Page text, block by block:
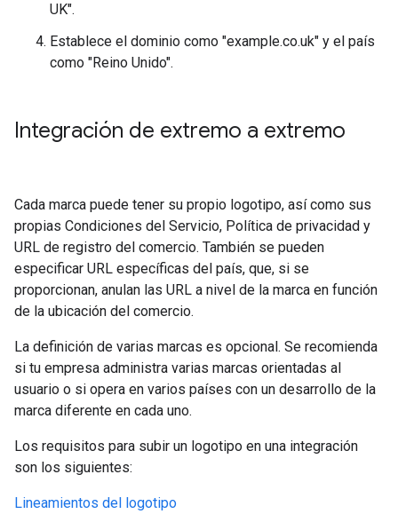
UK".
Establece el dominio como "example.co.uk" y el país
como "Reino Unido".
Integración de extremo a extremo
Cada marca puede tener su propio logotipo, así como sus
propias Condiciones del Servicio, Política de privacidad y
URL de registro del comercio. También se pueden
especificar URL específicas del país, que, si se
proporcionan, anulan las URL a nivel de la marca en función
de la ubicación del comercio.
La definición de varias marcas es opcional. Se recomienda
si tu empresa administra varias marcas orientadas al
usuario o si opera en varios países con un desarrollo de la
marca diferente en cada uno.
Los requisitos para subir un logotipo en una integración
son los siguientes:
Lineamientos del logotipo